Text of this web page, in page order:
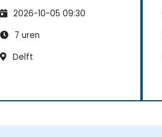
2026-10-05 09:30
7 uren
Delft